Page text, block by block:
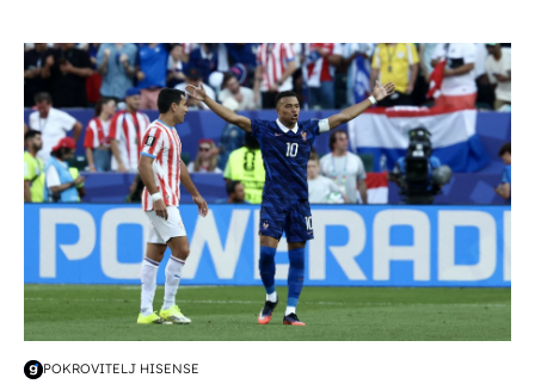
svjetsko prvenstvo 2026
POKROVITELJ HISENSE